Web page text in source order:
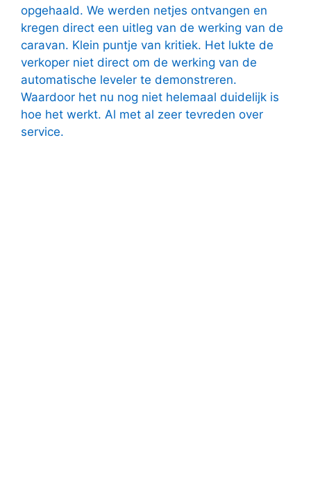
opgehaald. We werden netjes ontvangen en
kregen direct een uitleg van de werking van de
caravan. Klein puntje van kritiek. Het lukte de
verkoper niet direct om de werking van de
automatische leveler te demonstreren.
Waardoor het nu nog niet helemaal duidelijk is
hoe het werkt. Al met al zeer tevreden over
service.